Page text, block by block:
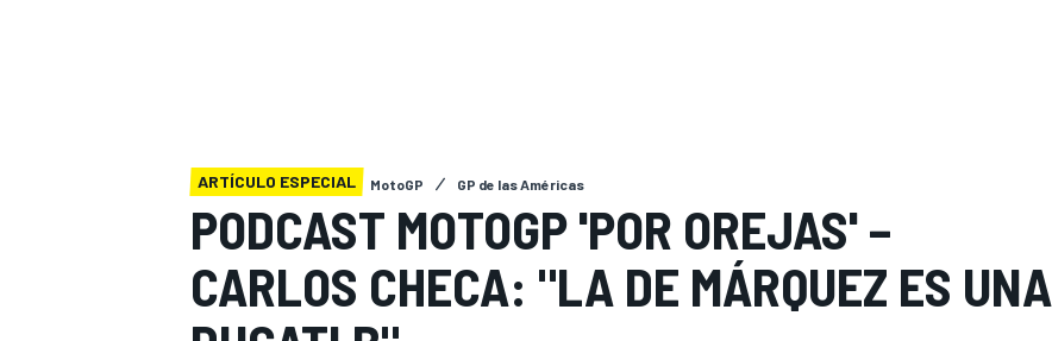
ARTÍCULO ESPECIAL MotoGP GP de las Américas
PODCAST MOTOGP 'POR OREJAS' –
CARLOS CHECA: "LA DE MÁRQUEZ ES UNA